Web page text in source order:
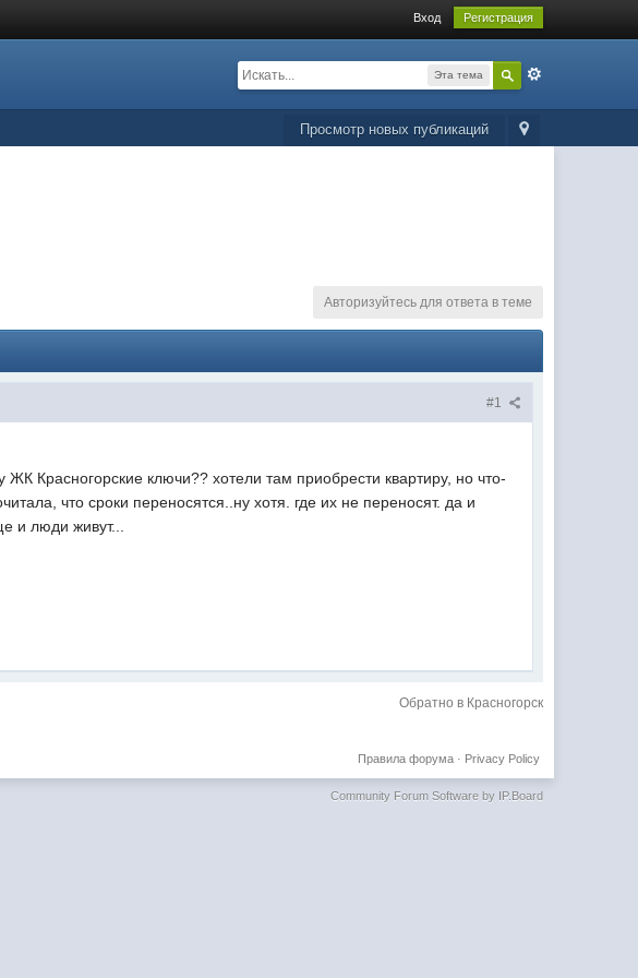
Вход Регистрация
Эта тема
Просмотр новых публикаций
Авторизуйтесь для ответа в теме
#1
ЖК Красногорские ключи?? хотели там приобрести квартиру, но что-
что сроки переносятся..ну хотя. где их не переносят. да и
и люди живут...
Обратно в Красногорск
Privacy Policy
Правила форума·
Community Forum Software by IP.Board